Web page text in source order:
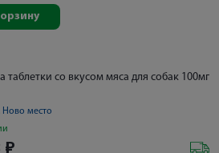
таблетки со вкусом мяса для собак 100мг
Ново место
₽